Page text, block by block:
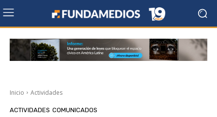
Inicio Actividades
ACTIVIDADES COMUNICADOS